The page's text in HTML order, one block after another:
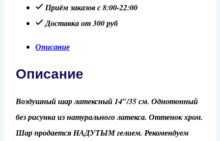
Приём заказов с 8:00-22:00
Доставка от 300 руб
Описание
Описание
Воздушный шар латексный 14″/35 см. Однотонный
без рисунка из натурального латекса. Оттенок хром.
Шар продается НАДУТЫМ гелием. Рекомендуем